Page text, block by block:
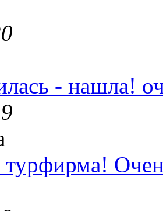
- нашла!
турфирма!